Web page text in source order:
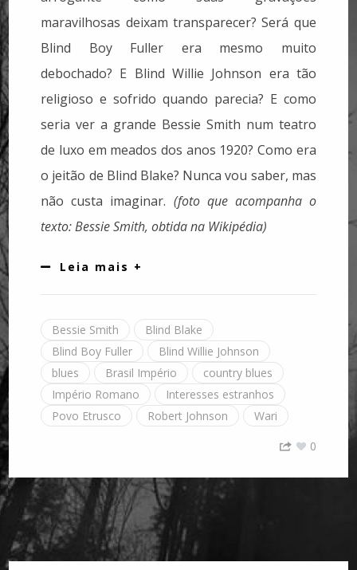
maravilhosas deixam transparecer? Será que
Blind Boy Fuller era mesmo muito
debochado? E Blind Willie Johnson era tão
religioso e sofrido quando parecia? E como
seria ver a grande Bessie Smith num teatro
de luxo em meados dos anos 1920? Como era
o jeitão de Blind Blake? Nunca vou saber, mas
não custa imaginar. (foto que acompanha o
texto: Bessie Smith, obtida na Wikipédia)
Leia mais +
Bessie Smith
Blind Blake
Blind Boy Fuller
Blind Willie Johnson
blues
Brasil Império
country blues
Império Romano
Interesses estranhos
Povo Etrusco
Robert Johnson
Wari
0